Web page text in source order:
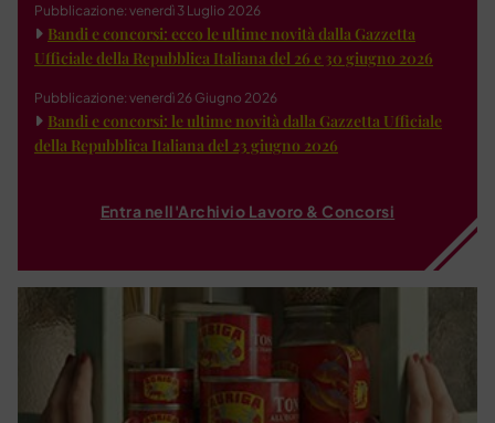
Pubblicazione: venerdì 3 Luglio 2026
Bandi e concorsi: ecco le ultime novità dalla Gazzetta
Ufficiale della Repubblica Italiana del 26 e 30 giugno 2026
Pubblicazione: venerdì 26 Giugno 2026
Bandi e concorsi: le ultime novità dalla Gazzetta Ufficiale
della Repubblica Italiana del 23 giugno 2026
Entra nell'Archivio Lavoro & Concorsi